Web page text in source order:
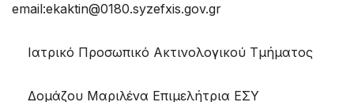
email:ekaktin@0180.syzefxis.gov.gr
Ιατρικό Προσωπικό Ακτινολογικού Τμήματος
Δομάζου Μαριλένα Επιμελήτρια ΕΣΥ